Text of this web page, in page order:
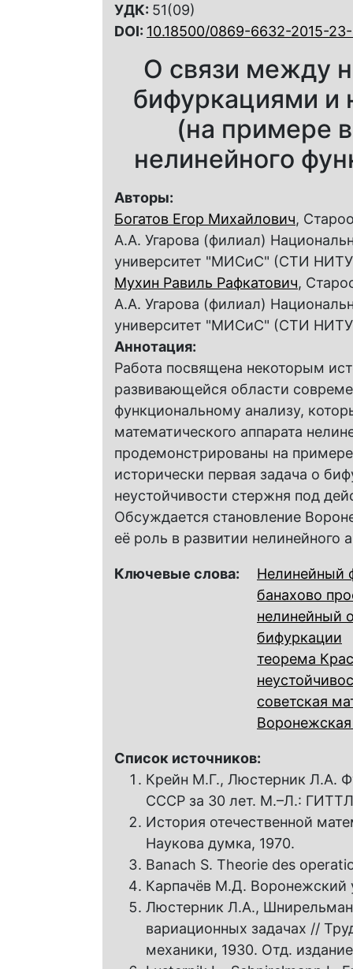
УДК: 51(09)
DOI: 10.18500/0869-6632-2015-
О связи между
бифуркациями и
(на примере
нелинейного
Авторы:
Богатов Егор Михайлович,
А.А. Угарова (филиал)
университет "МИСиС" (СТИ
Мухин Равиль Рафкатович,
А.А. Угарова (филиал)
университет "МИСиС" (СТИ
Аннотация:
Работа посвящена некоторым
развивающейся области
функциональному анализу,
математического аппарата
продемонстрированы на
исторически первая задача о
неустойчивости стержня под
Обсуждается становление
её роль в развитии нелинейного
Ключевые слова:
Нелинейный
банахово
нелинейный
бифуркации
теорема
советская
Список источников:
Крейн М.Г., Люстерник Л.А.
СССР за 30 лет. М.–Л.:
История отечественной
Наукова думка, 1970.
Banach S. Theorie des
Карпачёв М.Д. Воронежский
Люстерник Л.А.,
вариационных задачах //
механики, 1930. Отд.